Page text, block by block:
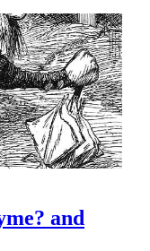
and